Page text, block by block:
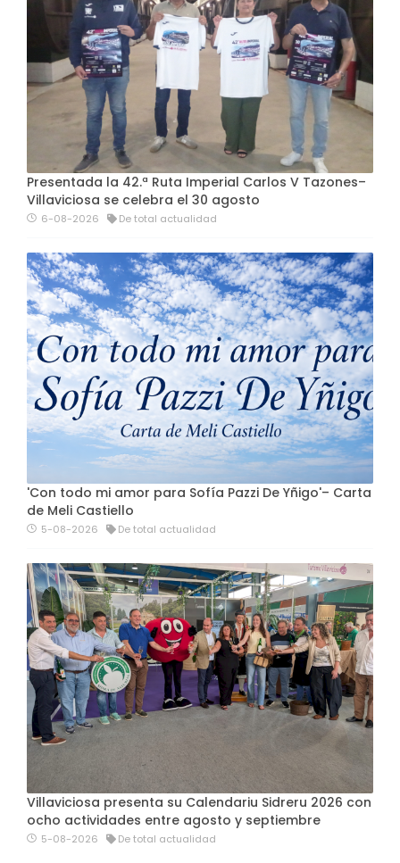
Presentada la 42.ª Ruta Imperial Carlos V Tazones–
Villaviciosa se celebra el 30 agosto
6-08-2026 De total actualidad
'Con todo mi amor para Sofía Pazzi De Yñigo'– Carta
de Meli Castiello
5-08-2026 De total actualidad
Villaviciosa presenta su Calendariu Sidreru 2026 con
ocho actividades entre agosto y septiembre
5-08-2026 De total actualidad